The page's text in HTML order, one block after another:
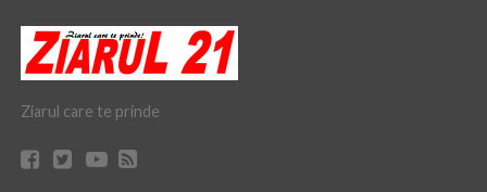
Ziarul care te prinde